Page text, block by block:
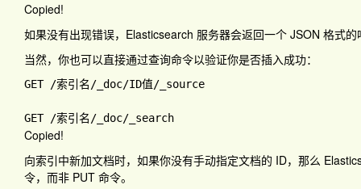
Copied!
如果没有出现错误，Elasticsearch 服务器会返回一个 JSON 格式
当然，你也可以直接通过查询命令以验证你是否插入成功：
GET /索引名 /_doc/ID值/_source
GET /索引名 /_doc
Copied!
向索引中新加文档时，如果你没有手动指定文档的 ID，那么
令，而非 PUT 命令。